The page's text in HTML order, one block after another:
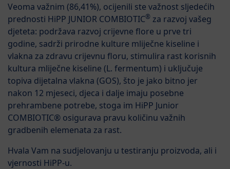
Veoma važnim (86,41%), ocijenili ste važnost sljedećih
prednosti HiPP JUNIOR COMBIOTIC® za razvoj vašeg
djeteta: podržava razvoj crijevne flore u prve tri
godine, sadrži prirodne kulture mliječne kiseline i
vlakna za zdravu crijevnu floru, stimulira rast korisnih
kultura mliječne kiseline (L. fermentum) i uključuje
topiva dijetalna vlakna (GOS), što je jako bitno jer
nakon 12 mjeseci, djeca i dalje imaju posebne
prehrambene potrebe, stoga im HiPP Junior
COMBIOTIC® osigurava pravu količinu važnih
gradbenih elemenata za rast.
Hvala Vam na sudjelovanju u testiranju proizvoda, ali i
vjernosti HiPP-u.